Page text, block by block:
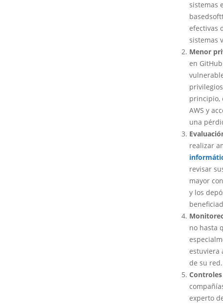
sistemas
efectivas
sistemas
Menor
en
principio,
AWS y
una
realizar
revisar
mayor
y los
no hasta
estuviera
de su red.
experto